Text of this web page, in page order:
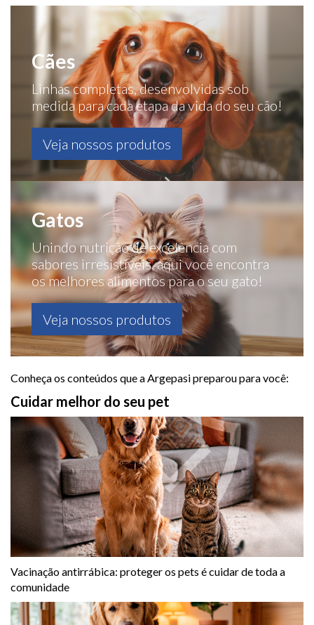
Cães
Linhas completas, desenvolvidas sob
medida para cada etapa da vida do seu cão!
Veja nossos produtos
Gatos
Unindo nutrição de excelência com
sabores irresistíveis, aqui você encontra
os melhores alimentos para o seu gato!
Veja nossos produtos
Conheça os conteúdos que a Argepasi preparou para você:
Cuidar melhor do seu pet
Vacinação antirrábica: proteger os pets é cuidar de toda a
comunidade